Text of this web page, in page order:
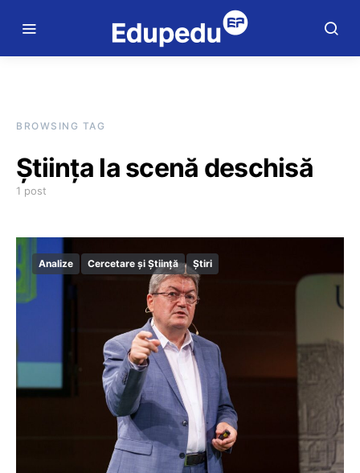
BROWSING TAG
Știința la scenă deschisă
1 post
Analize Cercetare și Știință Știri